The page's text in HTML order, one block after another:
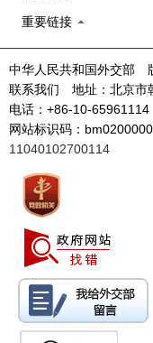
重要链接
中华人民共和国外交部
联系我们 地址：北京
电话：+86-10-65961114
网站标识码：
11040102700114